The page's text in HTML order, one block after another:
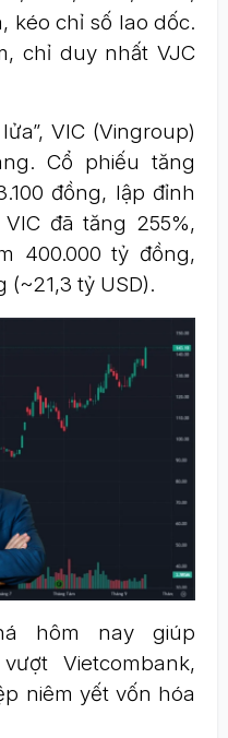
kéo chỉ số lao dốc.
chỉ duy nhất VJC
VIC (Vingroup)
Cổ phiếu tăng
đồng, lập đỉnh
đã tăng 255%,
400.000 tỷ đồng,
(~21,3 tỷ USD).
hôm nay giúp
Vietcombank,
niêm yết vốn hóa